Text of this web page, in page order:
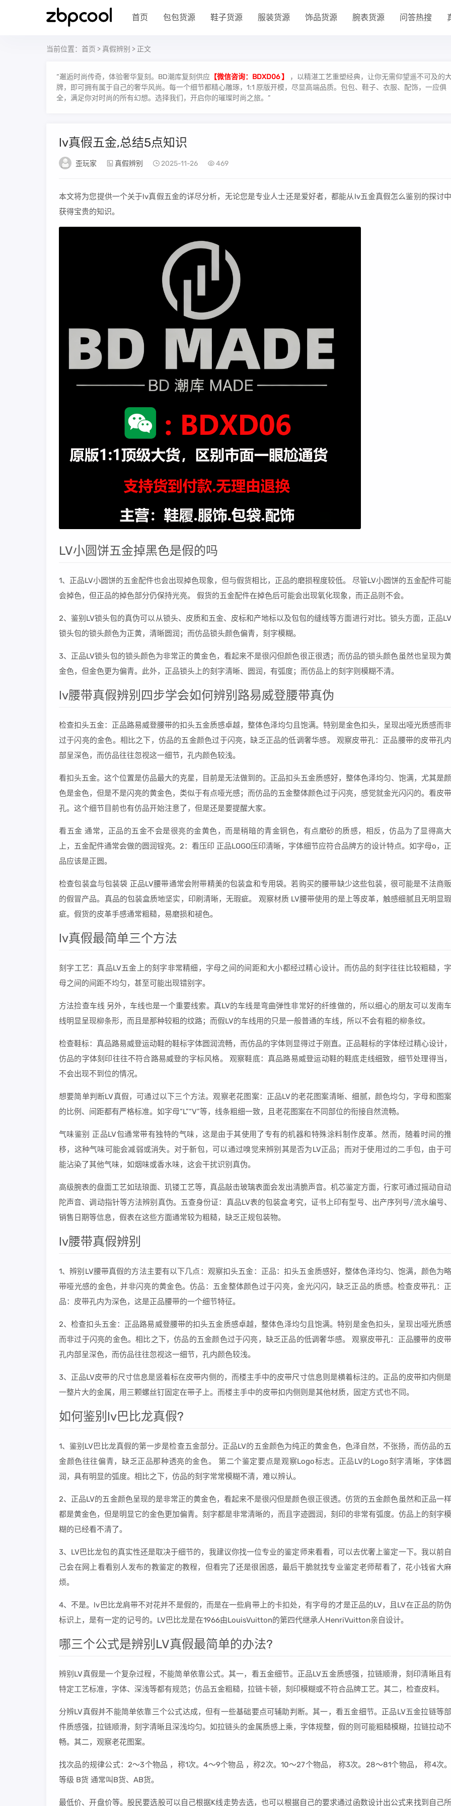
首页 包包货源 鞋子货源 服装货源 饰品货源 腕表货源 问答热搜
当前位置： 首页 > 真假辨别 > 正文
“邂逅时尚传奇，体验奢华复刻。BD潮库复刻供应 【微信咨询：BDXD06 】
，以精湛工艺重塑经典，让你无需仰望遥不可及的
牌，即可拥有属于自己的奢华风尚。每一个细节都精心雕琢，1:1 原版开模，尽显高端品质。包包、鞋子、衣服、配饰，一应俱
全，满足你对时尚的所有幻想。选择我们，开启你的璀璨时尚之旅。”
lv真假五金,总结5点知识
歪玩家 真假辨别 2025-11-26 469
本文将为您提供一个关于lv真假五金的详尽分析，无论您是专业人士还是爱好者，都能从lv五金真假怎么鉴别的探讨中
获得宝贵的知识。
LV小圆饼五金掉黑色是假的吗
1、正品LV小圆饼的五金配件也会出现掉色现象，但与假货相比，正品的磨损程度较低。 尽管LV小圆饼的五金配件可能
会掉色，但正品的掉色部分仍保持光亮。 假货的五金配件在掉色后可能会出现氧化现象，而正品则不会。
2、鉴别LV锁头包的真伪可以从锁头、皮质和五金、皮标和产地标以及包包的缝线等方面进行对比。锁头方面，正品LV
锁头包的锁头颜色为正黄，清晰圆润；而仿品锁头颜色偏青，刻字模糊。
3、正品LV锁头包的锁头颜色为非常正的黄金色，看起来不是很闪但颜色很正很透；而仿品的锁头颜色虽然也呈现为黄
金色，但金色更为偏青。此外，正品锁头上的刻字清晰、圆润，有弧度；而仿品上的刻字则模糊不清。
lv腰带真假辨别四步学会如何辨别路易威登腰带真伪
检查扣头五金：正品路易威登腰带的扣头五金质感卓越，整体色泽均匀且饱满。特别是金色扣头，呈现出哑光质感而非
过于闪亮的金色。相比之下，仿品的五金颜色过于闪亮，缺乏正品的低调奢华感。 观察皮带孔：正品腰带的皮带孔内
部呈深色，而仿品往往忽视这一细节，孔内颜色较浅。
看扣头五金。这个位置是仿品最大的克星，目前是无法做到的。正品扣头五金质感好，整体色泽均匀、饱满，尤其是颜
色是金色，但是不是闪亮的黄金色，类似于有点哑光感；而仿品的五金整体颜色过于闪亮，感觉就金光闪闪的。看皮带
孔。这个细节目前也有仿品开始注意了，但是还是要提醒大家。
看五金 通常，正品的五金不会是很亮的金黄色，而是稍暗的青金铜色，有点磨砂的质感，相反，仿品为了显得高大
上，五金配件通常会做的圆润锃亮。2：看压印 正品LOGO压印清晰，字体细节应符合品牌方的设计特点。如字母o，正
品应该是正圆。
检查包装盒与包装袋 正品LV腰带通常会附带精美的包装盒和专用袋。若购买的腰带缺少这些包装，很可能是不法商贩
的假冒产品。真品的包装盒质地坚实，印刷清晰，无瑕疵。 观察材质 LV腰带使用的是上等皮革，触感细腻且无明显瑕
疵。假货的皮革手感通常粗糙，易磨损和褪色。
lv真假最简单三个方法
刻字工艺：真品LV五金上的刻字非常精细，字母之间的间距和大小都经过精心设计。而仿品的刻字往往比较粗糙，字
母之间的间距不均匀，甚至可能出现错别字。
方法捡查车线 另外，车线也是一个重要线索。真LV的车线是弯曲弹性非常好的纤维做的，所以细心的朋友可以发南车
线明显呈现柳条形，而且是那种较粗的纹路；而假LV的车线用的只是一般普通的车线，所以不会有粗的柳条纹。
检查鞋标：真品路易威登运动鞋的鞋标字体圆润流畅，而仿品的字体则显得过于刚直。正品鞋标的字体经过精心设计，
仿品的字体刻印往往不符合路易威登的字标风格。 观察鞋底：真品路易威登运动鞋的鞋底走线细致，细节处理得当，
不会出现不到位的情况。
想要简单判断LV真假，可通过以下三个方法。观察老花图案：正品LV的老花图案清晰、细腻，颜色均匀，字母和图案
的比例、间距都有严格标准。如字母“L”“V”等，线条粗细一致，且老花图案在不同部位的衔接自然流畅。
气味鉴别 正品LV包通常带有独特的气味，这是由于其使用了专有的机器和特殊涂料制作皮革。然而，随着时间的推
移，这种气味可能会减弱或消失。对于新包，可以通过嗅觉来辨别其是否为LV正品；而对于使用过的二手包，由于可
能沾染了其他气味，如烟味或香水味，这会干扰识别真伪。
高级腕表的盘面工艺如珐琅面、玑镂工艺等，真品敲击玻璃表面会发出清脆声音。机芯鉴定方面，行家可通过摇动自动
陀声音、调动指针等方法辨别真伪。五查身份证：真品LV表的包装盒考究，证书上印有型号、出产序列号/流水编号、
销售日期等信息，假表在这些方面通常较为粗糙，缺乏正规包装物。
lv腰带真假辨别
1、辨别LV腰带真假的方法主要有以下几点：观察扣头五金：正品：扣头五金质感好，整体色泽均匀、饱满，颜色为略
带哑光感的金色，并非闪亮的黄金色。仿品：五金整体颜色过于闪亮，金光闪闪，缺乏正品的质感。检查皮带孔：正
品：皮带孔内为深色，这是正品腰带的一个细节特征。
2、检查扣头五金：正品路易威登腰带的扣头五金质感卓越，整体色泽均匀且饱满。特别是金色扣头，呈现出哑光质感
而非过于闪亮的金色。相比之下，仿品的五金颜色过于闪亮，缺乏正品的低调奢华感。 观察皮带孔：正品腰带的皮带
孔内部呈深色，而仿品往往忽视这一细节，孔内颜色较浅。
3、正品LV皮带的尺寸信息是竖着标在皮带内侧的，而楼主手中的皮带尺寸信息则是横着标注的。正品的皮带扣内侧是
一整片大的金属，用三颗螺丝钉固定在带子上。而楼主手中的皮带扣内侧则是其他材质，固定方式也不同。
如何鉴别lv巴比龙真假?
1、鉴别LV巴比龙真假的第一步是检查五金部分。正品LV的五金颜色为纯正的黄金色，色泽自然，不张扬，而仿品的五
金颜色往往偏青，缺乏正品那种透亮的金色。 第二个鉴定要点是观察Logo标志。正品LV的Logo刻字清晰，字体圆
润，具有明显的弧度。相比之下，仿品的刻字常常模糊不清，难以辨认。
2、正品LV的五金颜色呈现的是非常正的黄金色，看起来不是很闪但是颜色很正很透。仿货的五金颜色虽然和正品一样
都是黄金色，但是明显它的金色更加偏青。刻字都是非常清晰的，而且字迹圆润，刻印的非常有弧度。仿品上的刻字模
糊的已经看不清了。
3、LV巴比龙包的真实性还是取决于细节的，我建议你找一位专业的鉴定师来看看，可以去优奢上鉴定一下。我以前自
己会在网上看看别人发布的教鉴定的教程，但看完了还是很困惑，最后干脆就找专业鉴定老师帮看了，花小钱省大麻
烦。
4、不是。lv巴比龙肩带不对花并不是假的，而是在一些肩带上的卡扣处，有字母的才是正品的LV，且LV在正品的防伪
标识上，是有一定的记号的。LV巴比龙是在1966由LouisVuitton的第四代继承人HenriVuitton亲自设计。
哪三个公式是辨别LV真假最简单的办法?
辨别LV真假是一个复杂过程，不能简单依靠公式。其一，看五金细节。正品LV五金质感强，拉链顺滑，刻印清晰且有
特定工艺标准，字体、深浅等都有规范；仿品五金粗糙，拉链卡顿，刻印模糊或不符合品牌工艺。其二，检查皮料。
分辨LV真假并不能简单依靠三个公式达成，但有一些基础要点可辅助判断。其一，看五金细节。正品LV五金拉链等部
件质感强，拉链顺滑，刻字清晰且深浅均匀。如拉链头的金属质感上乘，字体规整，假的则可能粗糙模糊，拉链拉动不
畅。其二，观察老花图案。
找次品的规律公式：2～3个物品 ，称1次。4～9个物品 ，称2次。10～27个物品， 称3次。28～81个物品， 称4次。
等级 B货 通常叫B货、AB货。
最低价、开盘价等。股民要选股可以自己根据K线走势去选，也可以根据自己的要求通过函数设计出公式来找到自己所